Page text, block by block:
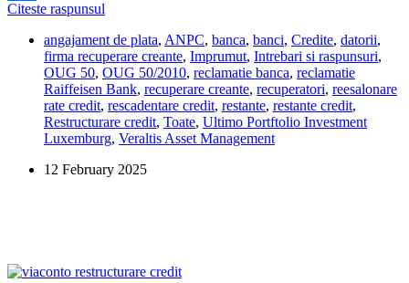
Share
Citeste raspunsul
a
pus
o
rata
lunara
prea
mare
angajamentul
fac?
angajament de plata, ANPC, banca, banci, Credite, datorii,
firma recuperare creante, Imprumut, Intrebari si raspunsuri,
OUG 50, OUG 50/2010, reclamatie banca, reclamatie
Raiffeisen Bank, recuperare creante, recuperatori, reesalonare
rate credit, rescadentare credit, restante, restante credit,
Restructurare credit, Toate, Ultimo Portftolio Investment
Luxemburg, Veraltis Asset Management
12 February 2025